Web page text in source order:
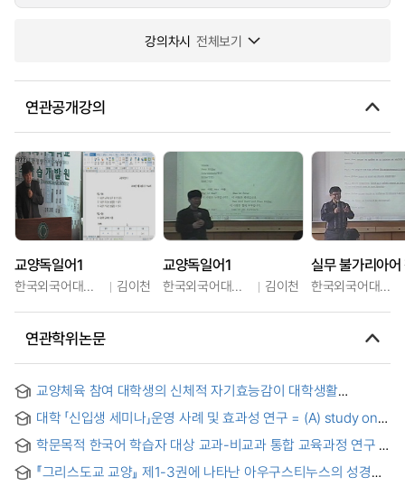
강의차시 전체보기
연관공개강의
교양독일어1
한국외국어대학교 김이천
교양독일어1
한국외국어대학교 김이천
실무 불가리아어
한국외국어대학교
연관학위논문
교양체육 참여 대학생의 신체적 자기효능감이 대학생활
the general physical education participants on their
satisfaction with college life
대학 「신입생 세미나」운영 사례 및 효과성 연구 = (A) study on
학문목적 한국어 학습자 대상 교과-비교과 통합 교육과정 연구 :
『그리스도교 교양』 제1-3권에 나타난 아우구스티누스의 성경